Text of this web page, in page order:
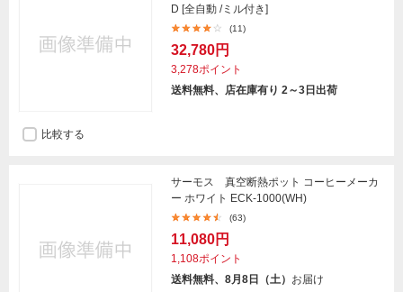
D [全自動 /ミル付き]
(11)
32,780円
3,278ポイント
送料無料、店在庫有り 2～3日出荷
比較する
サーモス 真空断熱ポット コーヒーメーカ
ー ホワイト ECK-1000(WH)
(63)
11,080円
1,108ポイント
送料無料、8月8日（土） お届け